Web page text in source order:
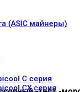
(ASIC майнеры)
C серия
CX серия